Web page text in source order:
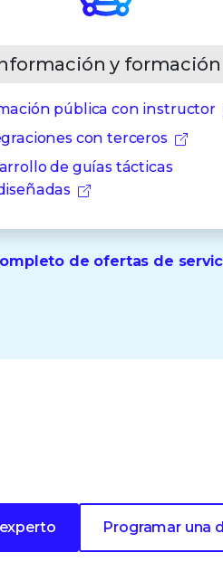
y formación
pública con instructor
con terceros
de guías tácticas
de ofertas de
Programar una